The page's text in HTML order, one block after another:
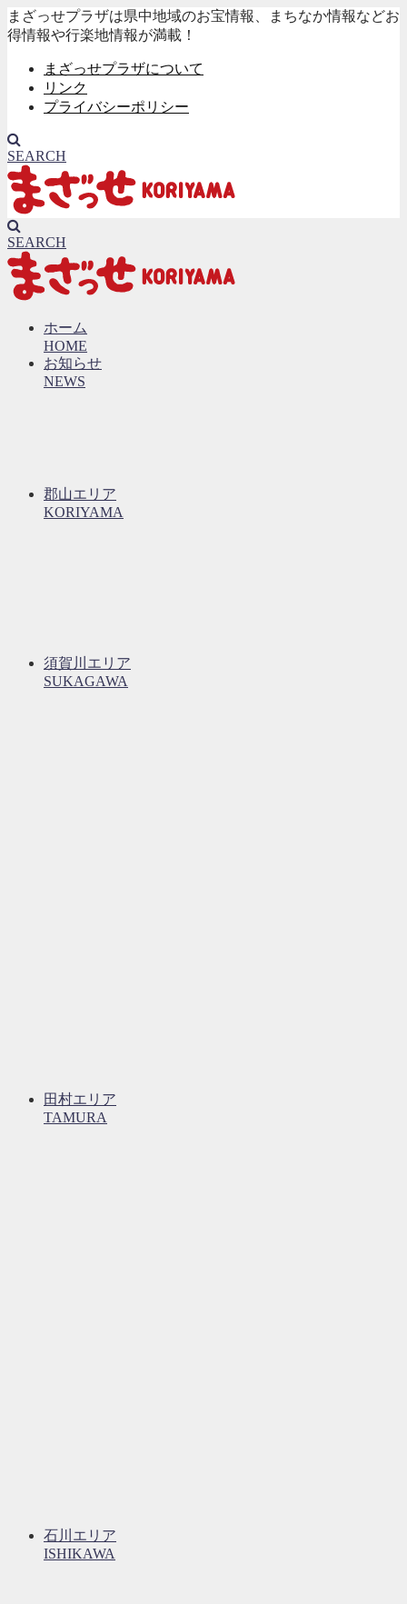
まざっせプラザは県中地域のお宝情報、まちなか情報などお
得情報や行楽地情報が満載！
まざっせプラザについて
リンク
プライバシーポリシー
SEARCH
SEARCH
ホーム
HOME
お知らせ
NEWS
郡山エリア
KORIYAMA
須賀川エリア
SUKAGAWA
田村エリア
TAMURA
石川エリア
ISHIKAWA